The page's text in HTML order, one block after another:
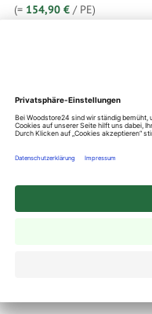
(= 154,90 €/ PE)
pro Seite